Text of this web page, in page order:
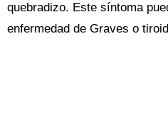
quebradizo. Este síntoma
enfermedad de Graves o